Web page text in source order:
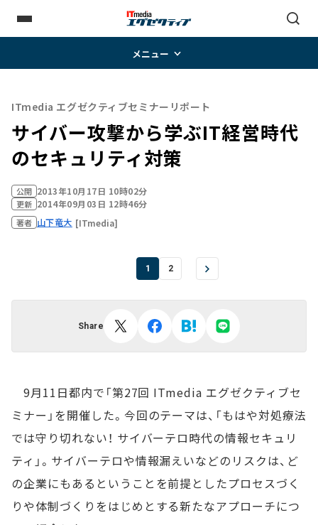
メニュー
ITmedia エグゼクティブセミナーリポート
サイバー攻撃から学ぶIT経営時代
のセキュリティ対策
公開 2013年10月17日 10時02分
更新 2014年09月03日 12時46分
著者 山下竜大 [ITmedia]
1 2
Share
9月11日都内で「第27回 ITmedia エグゼクティブセ
ミナー」を開催した。今回のテーマは、「もはや対処療法
では守り切れない！ サイバーテロ時代の情報セキュリ
ティ」。サイバーテロや情報漏えいなどのリスクは、ど
の企業にもあるということを前提としたプロセスづく
りや体制づくりをはじめとする新たなアプローチにつ